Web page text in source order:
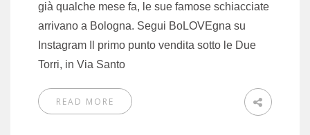
già qualche mese fa, le sue famose schiacciate
arrivano a Bologna. Segui BoLOVEgna su
Instagram Il primo punto vendita sotto le Due
Torri, in Via Santo
READ MORE